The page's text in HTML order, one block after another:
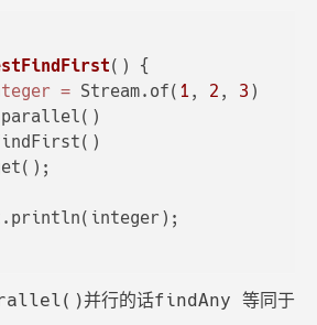
()
{
= Stream.of( 1 , 2 , 3 )
并行的话findAny 等同于